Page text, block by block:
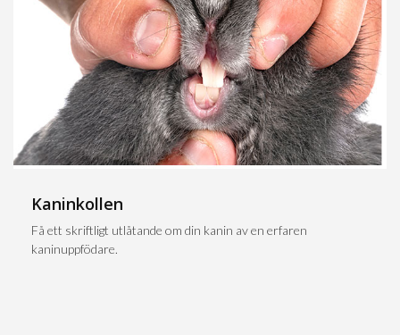
Kaninkollen
Få ett skriftligt utlåtande om din kanin av en erfaren
kaninuppfödare.